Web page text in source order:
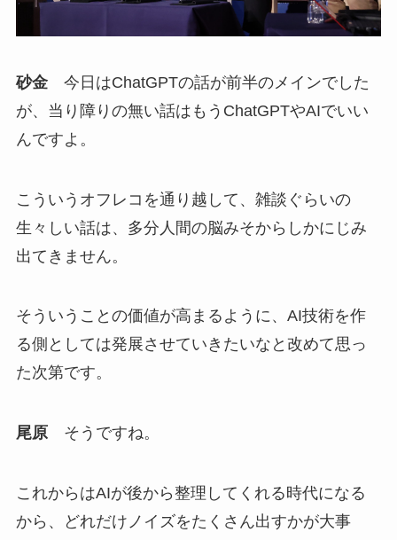
砂金今日はChatGPTの話が前半のメインでした
が、当り障りの無い話はもうChatGPTやAIでいい
んですよ。
こういうオフレコを通り越して、雑談ぐらいの
生々しい話は、多分人間の脳みそからしかにじみ
出てきません。
そういうことの価値が高まるように、AI技術を作
る側としては発展させていきたいなと改めて思っ
た次第です。
尾原そうですね。
これからはAIが後から整理してくれる時代になる
から、どれだけノイズをたくさん出すかが大事